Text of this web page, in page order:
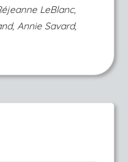
LeBlanc,
Annie Savard,